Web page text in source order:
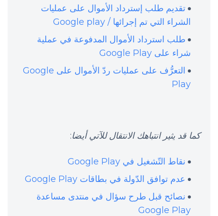
تقديم طلب إسترداد الأموال على عمليات
الشراء التي تم إجرائها / Google play
طلب استرداد الأموال المدفوعة في عملية
شراء على Google Play
التعرُّف على عمليات ردّ الأموال على Google
Play
كما قد يثير انتباهك الانتقال للآتي أيضا:
نقاط التّشغيل في Google Play
عدم توافق الدّولة في بطاقات Google Play
نصائح قبل طرح سؤال في منتدى مساعدة
Google Play